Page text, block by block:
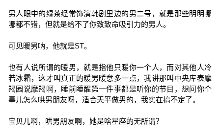
男人眼中的绿茶经常饰演韩剧里边的男二号，就是那些明明哪
哪都不错，但就是给不了你致致命吸引力的男人。
可见暖男呐，他就是ST。
也有人说所谓的暖男，就是指他只暖你一个人，而对其他人冷
若冰霜，这才叫真正的暖男暖意多一点，我讲那叫中央库表摩
羯园说摩羯啊，睡前睡醒第一件事都是听你的节目，想问你个
事儿怎么哄男朋友呀，适合天平做男的，我实在搞不定了。
宝贝儿啊，哄男朋友啊，她是啥星座的无所谓？